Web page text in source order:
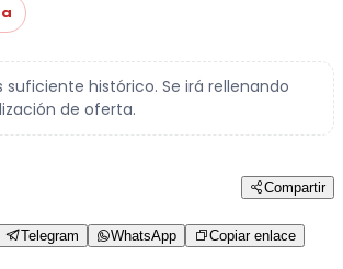
histórico. Se irá rellenando
de oferta.
Compartir
Telegram WhatsApp Copiar enlace